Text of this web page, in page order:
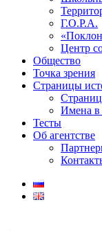
Г.О.Р.А.
Центр
Общество
Точка зрения
Страницы
Имена в
Тесты
Об агентстве